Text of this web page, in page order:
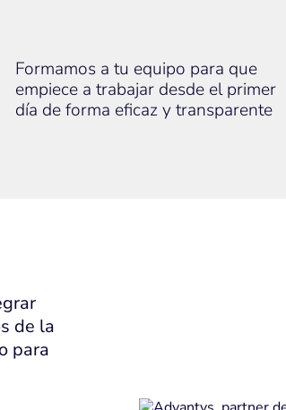
Formamos a tu equipo para que
empiece a trabajar desde el primer
día de forma eficaz y transparente
de la
para